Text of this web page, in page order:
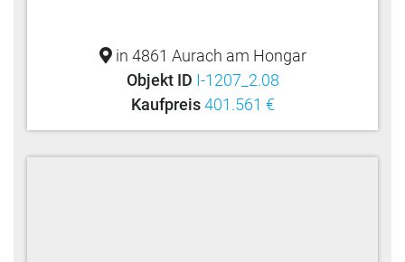
in 4861 Aurach am Hongar
Objekt ID I-1207_2.08
Kaufpreis 401.561 €